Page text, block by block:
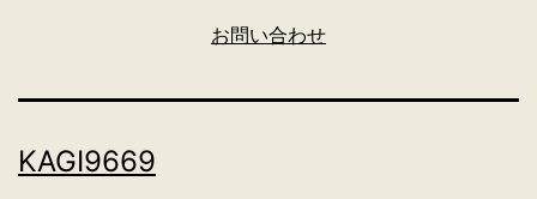
お問い合わせ
KAGI9669